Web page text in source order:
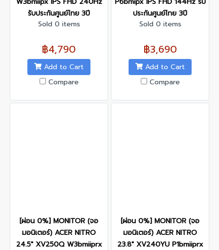
รับประกันศูนย์ไทย 3ปี
Sold 0 items
฿4,790
Add to Cart
Compare
ประกันศูนย์ไทย 3ปี
Sold 0 items
฿3,690
Add to Cart
Compare
[ผ่อน 0%] MONITOR (จอ
มอนิเตอร์) ACER NITRO
24.5" XV250Q W3bmiiprx
[ผ่อน 0%] MONITOR (จอ
มอนิเตอร์) ACER NITRO
23.8" XV240YU P1bmiiprx